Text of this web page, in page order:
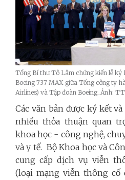
Tổng Bí thư Tô Lâm chứng kiến lễ ký
Boeing 737 MAX giữa Tổng công ty
Airlines) và Tập đoàn Boeing_Ảnh:
Các văn bản được ký kết
nhiều thỏa thuận quan
khoa học - công nghệ,
và y tế. Bộ Khoa học và
cung cấp dịch vụ viễn
(loại mạng viễn thông